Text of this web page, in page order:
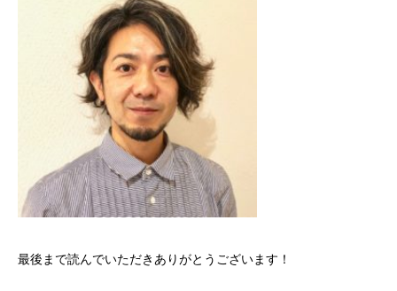
最後まで読んでいただきありがとうございます！